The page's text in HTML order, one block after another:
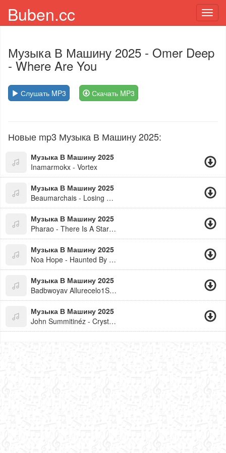
Buben.cc
Музыка В Машину 2025 - Omer Deep
- Where Are You
Слушать MP3 Скачать MP3
Новые mp3 Музыка В Машину 2025:
Музыка В Машину 2025
Inamarmokx - Vortex
Музыка В Машину 2025
Beaumarchais - Losing My Mind
Музыка В Машину 2025
Pharao - There Is A Star - Radiostar Videomix
Музыка В Машину 2025
Noa Hope - Haunted By You
Музыка В Машину 2025
Badbwoyav Allurecelo1St - Ataca
Музыка В Машину 2025
John Summitinéz - Crystallized (Feat. Inéz)